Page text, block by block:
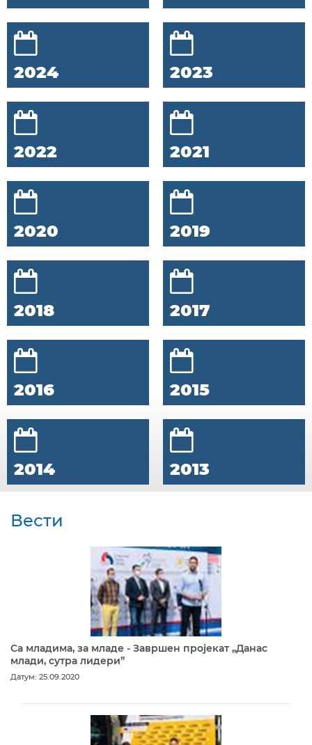
2024 2023
2022 2021
2020 2019
2018 2017
2016 2015
2014 2013
Вести
Са младима, за младе - Завршен пројекат „Данас
млади, сутра лидери”
Датум: 25.09.2020